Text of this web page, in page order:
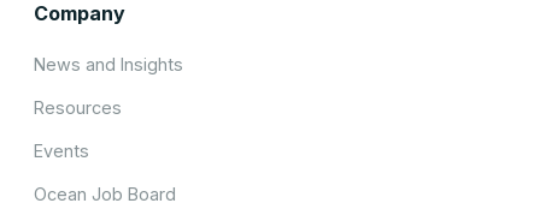
Company
News and Insights
Resources
Events
Ocean Job Board